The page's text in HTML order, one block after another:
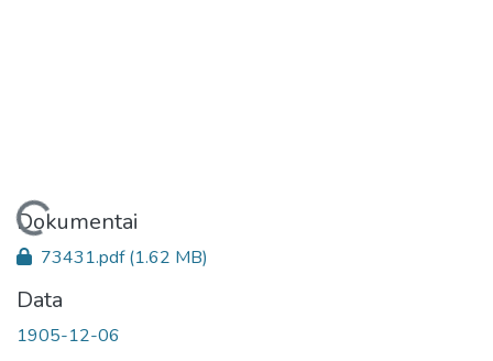
Įkeliama...
Dokumentai
73431.pdf(1.62 MB)
Data
1905-12-06